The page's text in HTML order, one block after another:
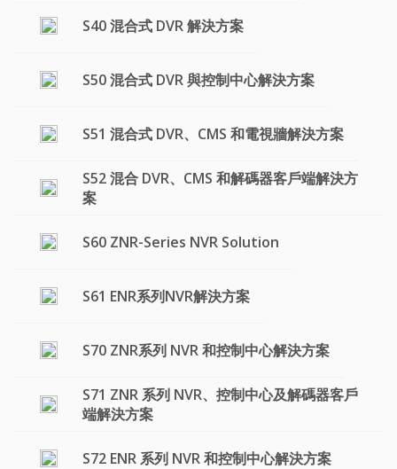
S40 混合式 DVR 解決方案
S50 混合式 DVR 與控制中心解決方案
S51 混合式 DVR、CMS 和電視牆解決方案
S52 混合 DVR、CMS 和解碼器客戶端解決方
案
S60 ZNR-Series NVR Solution
S61 ENR系列NVR解決方案
S70 ZNR系列 NVR 和控制中心解決方案
S71 ZNR 系列 NVR、控制中心及解碼器客戶
端解決方案
S72 ENR 系列 NVR 和控制中心解決方案